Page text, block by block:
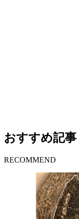
おすすめ記事
RECOMMEND